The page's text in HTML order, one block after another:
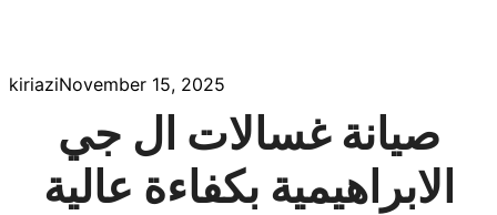
kiriaziNovember 15, 2025
صيانة غسالات ال جي
الابراهيمية بكفاءة عالية